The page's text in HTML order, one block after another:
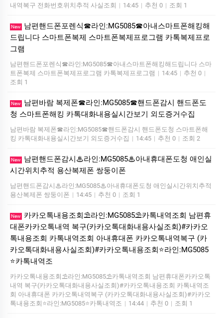
내역복구 전화번호위치추적 사실조회 | 14:45 | 추천 0 | 조회 1
New
남편핸드폰포렌식☎라인:MG5085☎아내스마트폰해킹해
드립니다 스마트폰복제 스마트폰복제프로그램 카톡복제프로
그램
남편핸드폰포렌식☎라인:MG5085☎아내스마트폰해킹해드립니다 스마
트폰복제 스마트폰복제프로그램 카톡복제프로그램 | 14:45 | 추천 0 |
조회 1
New
남편바람 복제폰☎라인:MG5085☎핸드폰감시 핸드폰도
청 스마트폰해킹 카톡대화내용실시간보기 외도증거수집
남편바람 복제폰☎라인:MG5085☎핸드폰감시 핸드폰도청 스마트폰해
킹 카톡대화내용실시간보기 외도증거수집 | 14:45 | 추천 0 | 조회 2
New
남편핸드폰감시♨라인:MG5085♨아내휴대폰도청 애인실
시간위치추적 용산복제폰 쌍둥이폰
남편핸드폰감시♨라인:MG5085♨아내휴대폰도청 애인실시간위치추적
용산복제폰 쌍둥이폰 | 14:45 | 추천 0 | 조회 1
New
카카오톡내용조회⛱️라인:MG5085⛱️카톡내역조회 남편휴
대폰카카오톡내역 복구(카카오톡대화내용사실조회)#카카오
톡내용조회 카톡내역조회 아내휴대폰 카카오톡내역복구 (카
카오톡대화내용사실조회)#카카오톡내용조회⭐라인:MG5085
⭐카톡내역조
카카오톡내용조회⛱️라인:MG5085⛱️카톡내역조회 남편휴대폰카카오톡
내역 복구(카카오톡대화내용사실조회)#카카오톡내용조회 카톡내역조
회 아내휴대폰 카카오톡내역복구 (카카오톡대화내용사실조회)#카카오
톡내용조회⭐라인:MG5085⭐카톡내역조 | 14:44 | 추천 0 | 조회 1